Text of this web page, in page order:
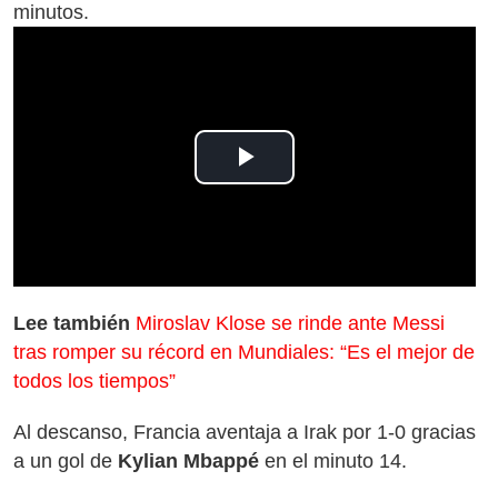
minutos.
Play
Lee también Miroslav Klose se rinde ante Messi
tras romper su récord en Mundiales: “Es el mejor de
todos los tiempos”
Al descanso, Francia aventaja a Irak por 1-0 gracias
a un gol de Kylian Mbappé en el minuto 14.